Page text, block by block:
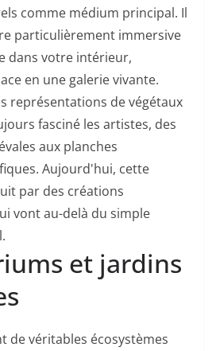
comme médium principal. Il
particulièrement immersive
dans votre intérieur,
en une galerie vivante.
représentations de végétaux
fasciné les artistes, des
aux planches
Aujourd'hui, cette
par des créations
vont au-delà du simple
et jardins
de véritables écosystèmes